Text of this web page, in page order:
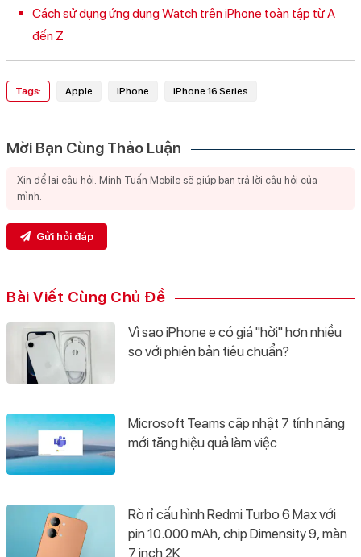
Cách sử dụng ứng dụng Watch trên iPhone toàn tập từ A
đến Z
Tags: Apple iPhone iPhone 16 Series
Mời Bạn Cùng Thảo Luận
Gửi hỏi đáp
Bài Viết Cùng Chủ Đề
Vì sao iPhone e có giá "hời" hơn nhiều
so với phiên bản tiêu chuẩn?
Microsoft Teams cập nhật 7 tính năng
mới tăng hiệu quả làm việc
Rò rỉ cấu hình Redmi Turbo 6 Max với
pin 10.000 mAh, chip Dimensity 9, màn
7 inch 2K